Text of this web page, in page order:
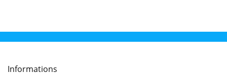
Informations